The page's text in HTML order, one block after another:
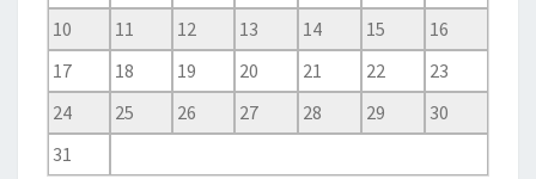
10
11 12 13 14 15
16
17
18 19 20 21 22
23
24
25 26 27 28 29
30
31